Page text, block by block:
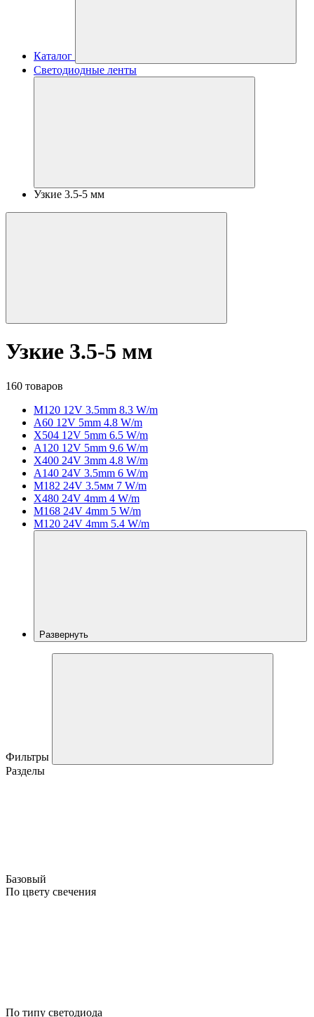
Каталог
Светодиодные ленты
Узкие 3.5-5 мм
Узкие 3.5-5 мм
160 товаров
M120 12V 3.5mm 8.3 W/m
A60 12V 5mm 4.8 W/m
X504 12V 5mm 6.5 W/m
A120 12V 5mm 9.6 W/m
X400 24V 3mm 4.8 W/m
A140 24V 3.5mm 6 W/m
M182 24V 3.5мм 7 W/m
X480 24V 4mm 4 W/m
M168 24V 4mm 5 W/m
M120 24V 4mm 5.4 W/m
Развернуть
Фильтры
Разделы
Базовый
По цвету свечения
По типу светодиода